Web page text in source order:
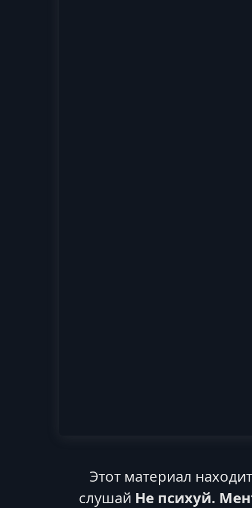
Этот материал
слушай Не психуй.